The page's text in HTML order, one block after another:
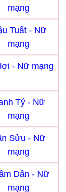
mạng
Tuất - Nữ
mạng
- Nữ mạng
Tý - Nữ
mạng
Sửu - Nữ
mạng
Dần - Nữ
mạng